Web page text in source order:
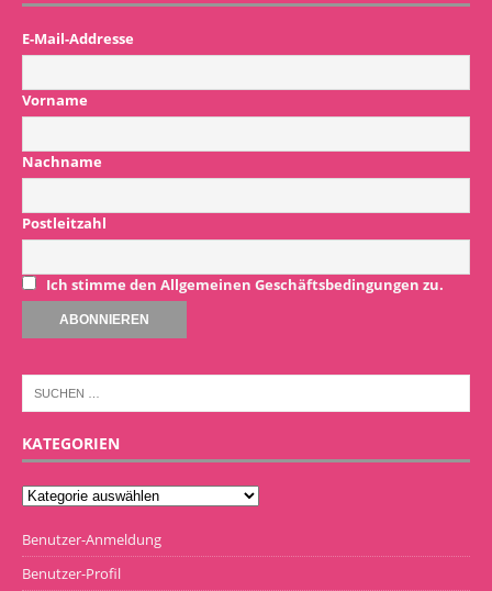
E-Mail-Addresse
Vorname
Nachname
Postleitzahl
Ich stimme den Allgemeinen Geschäftsbedingungen zu.
KATEGORIEN
Benutzer-Anmeldung
Benutzer-Profil